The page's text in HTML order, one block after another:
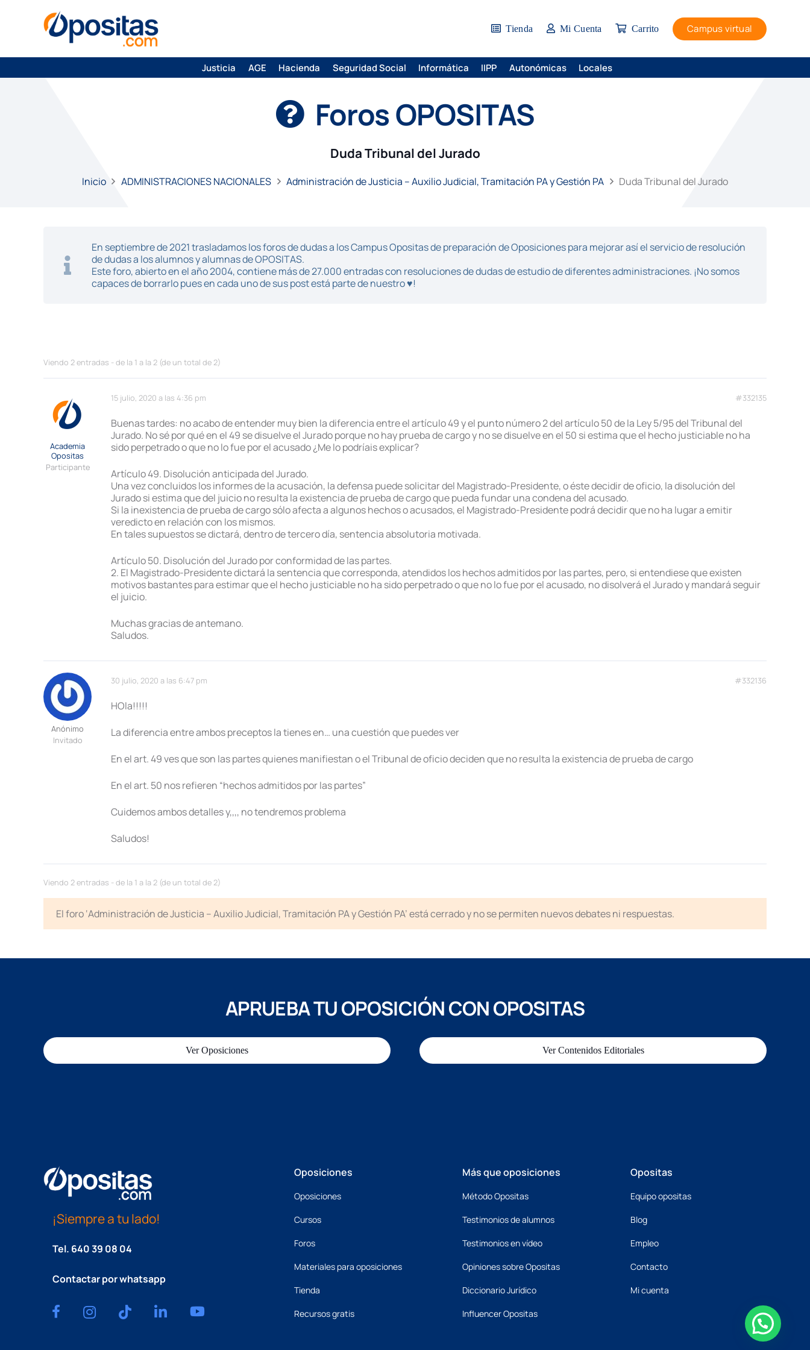
Tienda Mi Cuenta Carrito Campus virtual
Justicia AGE Hacienda Seguridad Social Informática IIPP Autonómicas Locales
Foros OPOSITAS
Duda Tribunal del Jurado
Inicio ADMINISTRACIONES NACIONALES Administración de Justicia – Auxilio Judicial, Tramitación PA y Gestión PA Duda Tribunal del Jurado
En septiembre de 2021 trasladamos los foros de dudas a los Campus Opositas de preparación de Oposiciones para mejorar así el servicio de resolución
de dudas a los alumnos y alumnas de OPOSITAS.
Este foro, abierto en el año 2004, contiene más de 27.000 entradas con resoluciones de dudas de estudio de diferentes administraciones. ¡No somos
capaces de borrarlo pues en cada uno de sus post está parte de nuestro ♥!
Viendo 2 entradas - de la 1 a la 2 (de un total de 2)
15 julio, 2020 a las 4:36 pm #332135
Academia
Opositas
Participante
Buenas tardes: no acabo de entender muy bien la diferencia entre el artículo 49 y el punto número 2 del artículo 50 de la Ley 5/95 del Tribunal del
Jurado. No sé por qué en el 49 se disuelve el Jurado porque no hay prueba de cargo y no se disuelve en el 50 si estima que el hecho justiciable no ha
sido perpetrado o que no lo fue por el acusado ¿Me lo podríais explicar?
Artículo 49. Disolución anticipada del Jurado.
Una vez concluidos los informes de la acusación, la defensa puede solicitar del Magistrado-Presidente, o éste decidir de oficio, la disolución del
Jurado si estima que del juicio no resulta la existencia de prueba de cargo que pueda fundar una condena del acusado.
Si la inexistencia de prueba de cargo sólo afecta a algunos hechos o acusados, el Magistrado-Presidente podrá decidir que no ha lugar a emitir
veredicto en relación con los mismos.
En tales supuestos se dictará, dentro de tercero día, sentencia absolutoria motivada.
Artículo 50. Disolución del Jurado por conformidad de las partes.
2. El Magistrado-Presidente dictará la sentencia que corresponda, atendidos los hechos admitidos por las partes, pero, si entendiese que existen
motivos bastantes para estimar que el hecho justiciable no ha sido perpetrado o que no lo fue por el acusado, no disolverá el Jurado y mandará seguir
el juicio.
Muchas gracias de antemano.
Saludos.
30 julio, 2020 a las 6:47 pm #332136
Anónimo
Invitado
HOla!!!!!
La diferencia entre ambos preceptos la tienes en… una cuestión que puedes ver
En el art. 49 ves que son las partes quienes manifiestan o el Tribunal de oficio deciden que no resulta la existencia de prueba de cargo
En el art. 50 nos refieren “hechos admitidos por las partes”
Cuidemos ambos detalles y,,,, no tendremos problema
Saludos!
Viendo 2 entradas - de la 1 a la 2 (de un total de 2)
El foro ‘Administración de Justicia – Auxilio Judicial, Tramitación PA y Gestión PA’ está cerrado y no se permiten nuevos debates ni respuestas.
APRUEBA TU OPOSICIÓN CON OPOSITAS
Ver Oposiciones Ver Contenidos Editoriales
¡Siempre a tu lado!
Tel. 640 39 08 04
Contactar por whatsapp
Oposiciones
Oposiciones
Cursos
Foros
Materiales para oposiciones
Tienda
Recursos gratis
Más que oposiciones
Método Opositas
Testimonios de alumnos
Testimonios en vídeo
Opiniones sobre Opositas
Diccionario Jurídico
Influencer Opositas
Opositas
Equipo opositas
Blog
Empleo
Contacto
Mi cuenta